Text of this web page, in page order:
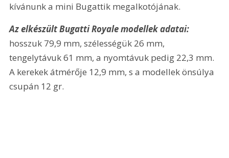
kívánunk a mini Bugattik megalkotójának.
Az elkészült Bugatti Royale modellek adatai:
hosszuk 79,9 mm, szélességük 26 mm,
tengelytávuk 61 mm, a nyomtávuk pedig 22,3 mm.
A kerekek átmérője 12,9 mm, s a modellek önsúlya
csupán 12 gr.